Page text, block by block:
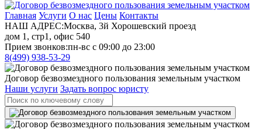
Главная Услуги О нас Цены Контакты
НАШ АДРЕС:Москва, 3й Хорошевский проезд
дом 1, стр1, офис 540
Прием звонков:пн-вс с 09:00 до 23:00
8(499) 938-53-29
Договор безвозмездного пользования земельным участком
Наши услуги Задать вопрос юристу